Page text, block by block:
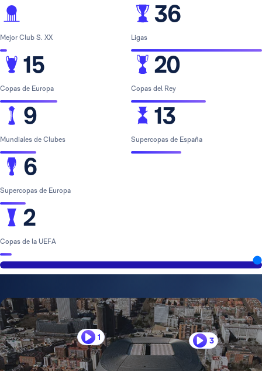
Mejor Club S. XX
15
Copas de Europa
9
Mundiales de Clubes
6
Supercopas de Europa
2
Copas de la UEFA
36
Ligas
20
Copas del Rey
13
Supercopas de España
1 3